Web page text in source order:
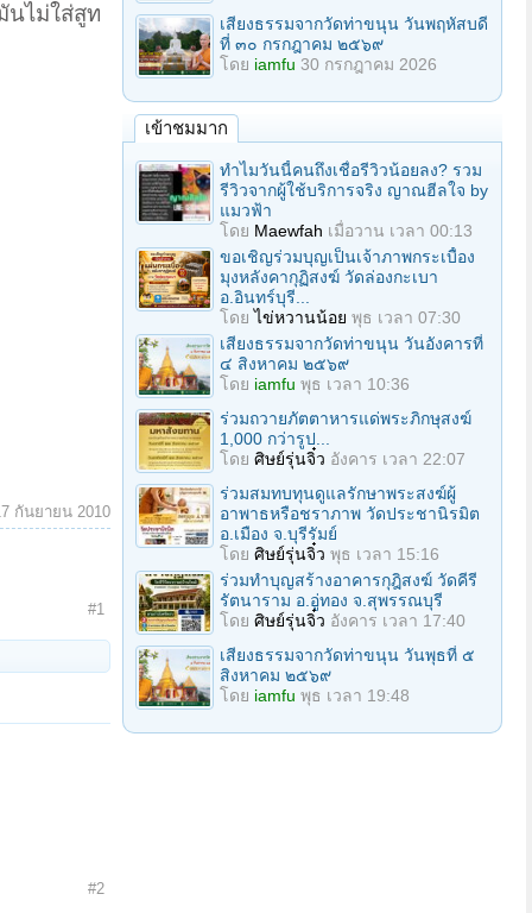
นไม่ใส่สูท
กันยายน 2010
#1
#2
เสียงธรรมจากวัดท่าขนุน วันพฤหัสบดี
ที่ ๓๐ กรกฎาคม ๒๕๖๙
โดย iamfu 30 กรกฎาคม 2026
เข้าชมมาก
ทำไมวันนี้คนถึงเชื่อรีวิวน้อยลง? รวม
รีวิวจากผู้ใช้บริการจริง ญาณฮีลใจ by
แมวฟ้า
โดย Maewfah เมื่อวาน เวลา 00:13
ขอเชิญร่วมบุญเป็นเจ้าภาพกระเบื้อง
มุงหลังคากุฏิสงฆ์ วัดล่องกะเบา
อ.อินทร์บุรี...
โดยไข่หวานน้อย พุธ เวลา 07:30
เสียงธรรมจากวัดท่าขนุน วันอังคารที่
๔ สิงหาคม ๒๕๖๙
โดย iamfu พุธ เวลา 10:36
ร่วมถวายภัตตาหารแด่พระภิกษุสงฆ์
1,000 กว่ารูป...
โดย ศิษย์รุ่นจิ๋ว อังคาร เวลา 22:07
ร่วมสมทบทุนดูแลรักษาพระสงฆ์ผู้
อาพาธหรือชราภาพ วัดประชานิรมิต
อ.เมือง จ.บุรีรัมย์
โดย ศิษย์รุ่นจิ๋ว พุธ เวลา 15:16
ร่วมทำบุญสร้างอาคารกุฎิสงฆ์ วัดคีรี
รัตนาราม อ.อู่ทอง จ.สุพรรณบุรี
โดย ศิษย์รุ่นจิ๋ว อังคาร เวลา 17:40
เสียงธรรมจากวัดท่าขนุน วันพุธที่ ๕
สิงหาคม ๒๕๖๙
โดย iamfu พุธ เวลา 19:48